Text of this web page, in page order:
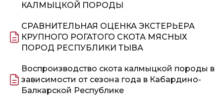
КАЛМЫЦКОЙ ПОРОДЫ
СРАВНИТЕЛЬНАЯ ОЦЕНКА ЭКСТЕРЬЕРА
КРУПНОГО РОГАТОГО СКОТА МЯСНЫХ
ПОРОД РЕСПУБЛИКИ ТЫВА
Воспроизводство скота калмыцкой породы в
зависимости от сезона года в Кабардино-
Балкарской Республике